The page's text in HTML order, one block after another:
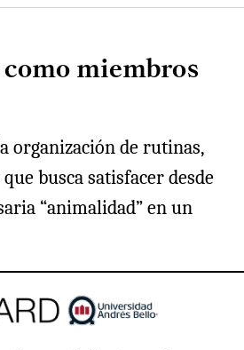
miembros
organización de rutinas,
busca satisfacer desde
“animalidad” en un